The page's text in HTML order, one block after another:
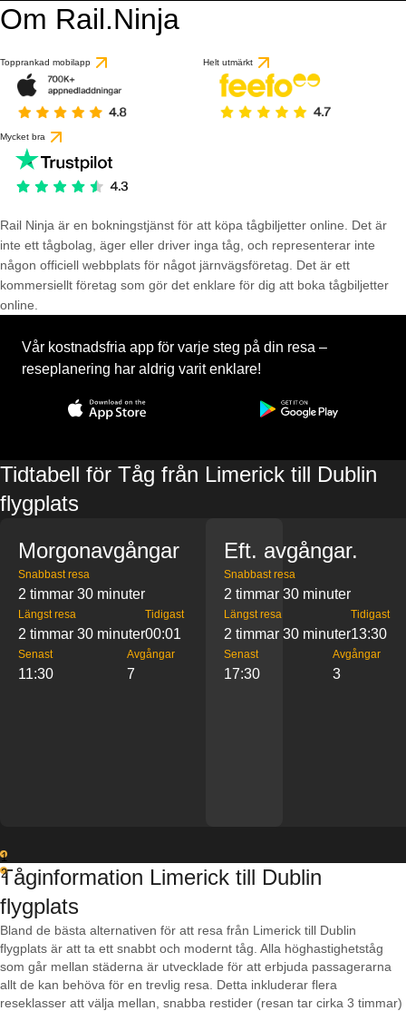
Om Rail.Ninja
Topprankad mobilapp Helt utmärkt
Mycket bra
Rail Ninja är en bokningstjänst för att köpa tågbiljetter online. Det är
inte ett tågbolag, äger eller driver inga tåg, och representerar inte
någon officiell webbplats för något järnvägsföretag. Det är ett
kommersiellt företag som gör det enklare för dig att boka tågbiljetter
online.
Vår kostnadsfria app för varje steg på din resa –
reseplanering har aldrig varit enklare!
Tidtabell för Tåg från Limerick till Dublin
flygplats
Morgonavgångar
Snabbast resa
2 timmar 30 minuter
Längst resa
2 timmar 30 minuter
Tidigast
00:01
Senast
11:30
Avgångar
7
Eft. avgångar.
Snabbast resa
2 timmar 30 minuter
Längst resa
2 timmar 30 minuter
Tidigast
13:30
Senast
17:30
Avgångar
3
1
2
Tåginformation Limerick till Dublin
flygplats
Bland de bästa alternativen för att resa från Limerick till Dublin
flygplats är att ta ett snabbt och modernt tåg. Alla höghastighetståg
som går mellan städerna är utvecklade för att erbjuda passagerarna
allt de kan behöva för en trevlig resa. Detta inkluderar flera
reseklasser att välja mellan, snabba restider (resan tar cirka 3 timmar)